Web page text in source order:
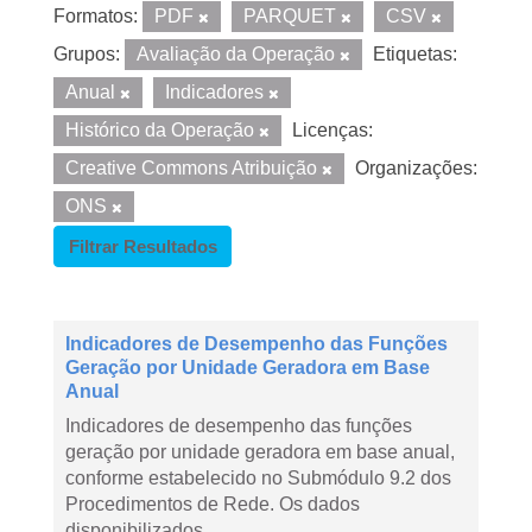
Formatos: PDF PARQUET
CSV
Grupos:
Avaliação da Operação
Etiquetas:
Anual
Indicadores
Histórico da Operação
Licenças:
Creative Commons Atribuição
Organizações:
ONS
Filtrar Resultados
Indicadores de Desempenho das Funções
Geração por Unidade Geradora em Base
Anual
Indicadores de desempenho das funções
geração por unidade geradora em base anual,
conforme estabelecido no Submódulo 9.2 dos
Procedimentos de Rede. Os dados